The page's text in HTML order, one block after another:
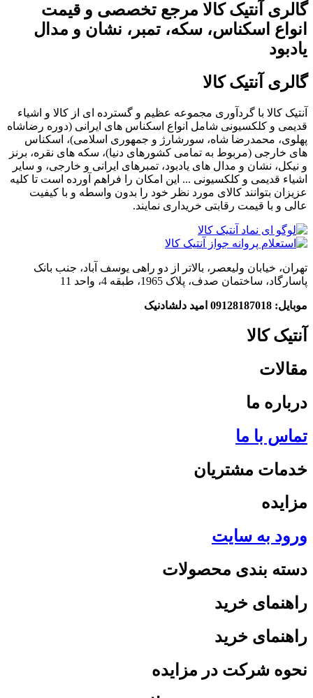
گالری آنتیک کالا مرجع تخصصی و قیمت
انواع اسکناس، سکه، تمبر، نشان و مدال
یادبود
گالری آنتیک کالا
آنتیک کالا با گردآوری مجموعه عظیم و گسترده ای از کالا و اشیاء
قدیمی و کلکسیونی شامل انواع اسکناس های ایرانی (دوره رضاشاه
پهلوی، محمدرضا شاه، سورشارژ و جمهوری اسلامی)، اسکناس
های خارجی (مربوط به تمامی کشورهای دنیا)، سکه های نقره، برنز
و نیکل، نشان و مدال های یادبود، تمبرهای ایرانی و خارجی، و سایر
اشیاء قدیمی و کلکسیونی ... این امکان را فراهم آورده است تا کلیه
عزیزان بتوانند کالای مورد نظر خود را بدون واسطه و با کیفیت
عالی و با قیمت رقابتی خریداری نمایند.
تهران، خیابان ولیعصر، بالاتر از دو راهی یوسف آباد، جنب بانک
پاسارگاد، ساختمان صدف، پلاک 1965، طبقه 4، واحد 11
موبایل: 09128187018 امید دلشادنیک
آنتیک کالا
مقالات
درباره ما
تماس با ما
خدمات مشتریان
مزایده
ورود به سایت
دسته بندی محصولات
راهنمای خرید
راهنمای خرید
نحوه شرکت در مزایده